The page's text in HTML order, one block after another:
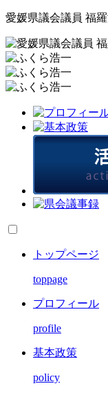
愛媛県議会議員 福
トップページ
toppage
プロフィール
profile
基本政策
policy